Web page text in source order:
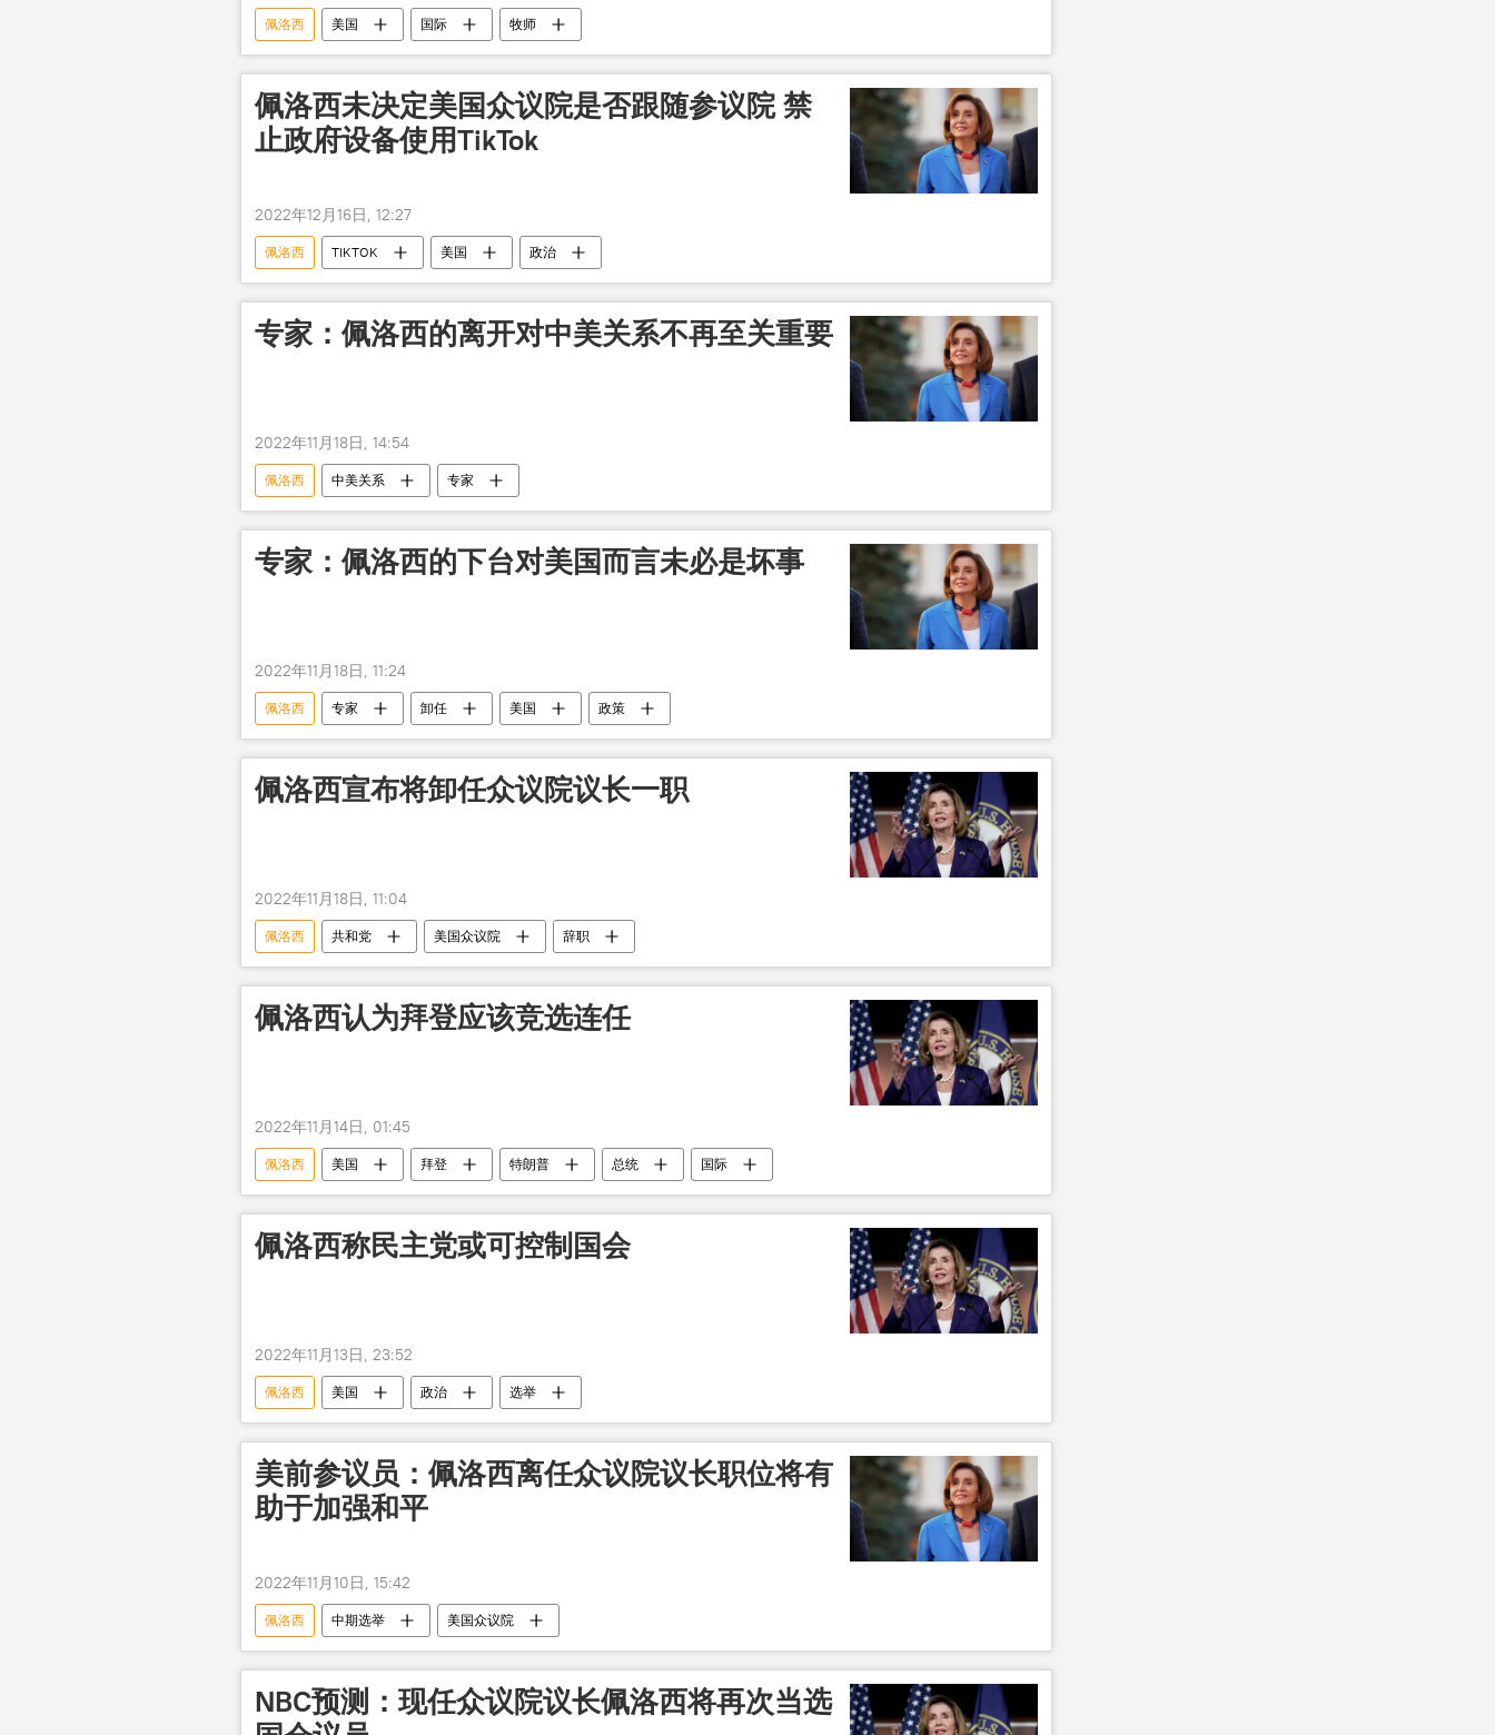
佩洛西 美国 国际 牧师
佩洛西未决定美国众议院是否跟随参议院 禁
止政府设备使用TikTok
2022年12月16日, 12:27
佩洛西 TIKTOK 美国 政治
专家：佩洛西的离开对中美关系不再至关重要
2022年11月18日, 14:54
佩洛西 中美关系 专家
专家：佩洛西的下台对美国而言未必是坏事
2022年11月18日, 11:24
佩洛西 专家 卸任 美国 政策
佩洛西宣布将卸任众议院议长一职
2022年11月18日, 11:04
佩洛西 共和党 美国众议院 辞职
佩洛西认为拜登应该竞选连任
2022年11月14日, 01:45
佩洛西 美国 拜登 特朗普 总统 国际
佩洛西称民主党或可控制国会
2022年11月13日, 23:52
佩洛西 美国 政治 选举
美前参议员：佩洛西离任众议院议长职位将有
助于加强和平
2022年11月10日, 15:42
佩洛西 中期选举 美国众议院
NBC预测：现任众议院议长佩洛西将再次当选